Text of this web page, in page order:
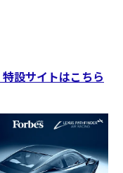
設サイトはこちら